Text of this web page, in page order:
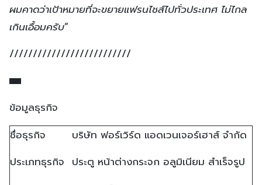
ผมคาดว่าเป้าหมายที่จะขยายแฟรนไชส์ไปทั่วประเทศ ไม่ไกล
เกินเอื้อมครับ”
//////////////////////////
ข้อมูลธุรกิจ
ชื่อธุรกิจ
บริษัท ฟอร์เวิร์ด แอดเวนเจอร์เฮาส์ จำกัด
ประเภทธุรกิจ ประตู หน้าต่างกระจก อลูมิเนียม สำเร็จรูป